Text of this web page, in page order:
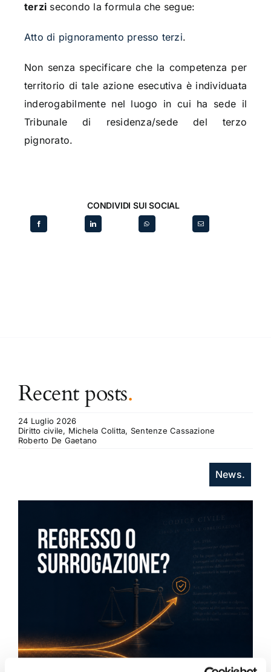
terzi secondo la formula che segue:
Atto di pignoramento presso terzi.
Non senza specificare che la competenza per
territorio di tale azione esecutiva è individuata
inderogabilmente nel luogo in cui ha sede il
Tribunale di residenza/sede del terzo
pignorato.
CONDIVIDI SUI SOCIAL
Recent posts.
24 Luglio 2026
Diritto civile, Michela Colitta, Sentenze Cassazione
Roberto De Gaetano
News.